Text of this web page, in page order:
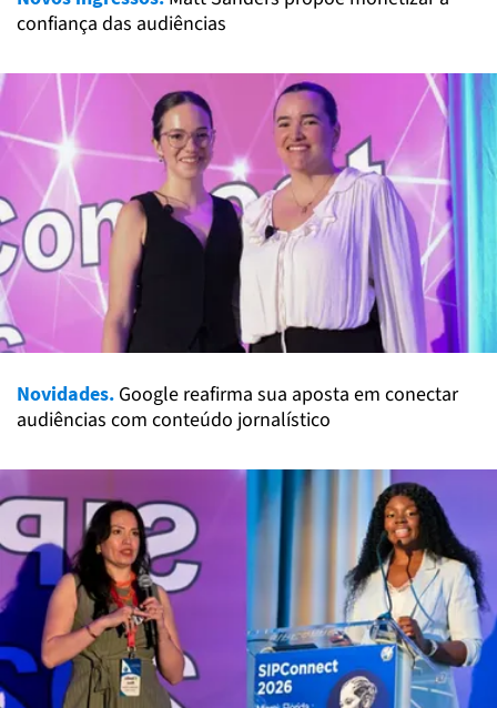
confiança das audiências
Novidades. Google reafirma sua aposta em conectar
audiências com conteúdo jornalístico